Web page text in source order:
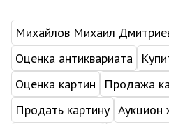
Михайлов Михаил
Оценка антиквариата
Оценка картин
Продажа
Продать картину Аукцион